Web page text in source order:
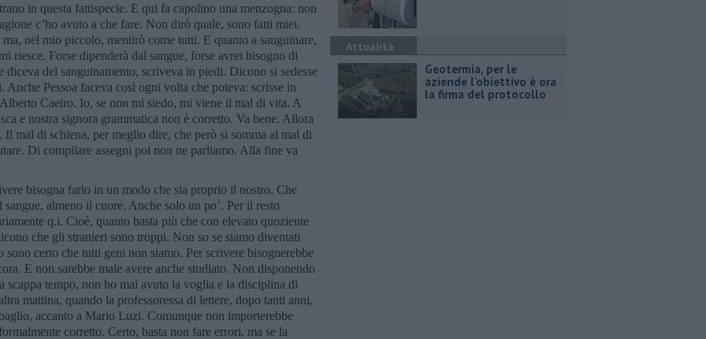
in questa fattispecie. E qui fa capolino una menzogna: non
c’ho avuto a che fare. Non dirò quale, sono fatti miei.
nel mio piccolo, mentirò come tutti. E quanto a sanguinare,
riesce. Forse dipenderà dal sangue, forse avrei bisogno di
del sanguinamento, scriveva in piedi. Dicono si sedesse
Anche Pessoa faceva così ogni volta che poteva: scrisse in
Caeiro. Io, se non mi siedo, mi viene il mal di vita. A
e nostra signora grammatica non è corretto. Va bene. Allora
mal di schiena, per meglio dire, che però si somma al mal di
Di compilare assegni poi non ne parliamo. Alla fine va
bisogna farlo in un modo che sia proprio il nostro. Che
almeno il cuore. Anche solo un po’. Per il resto
q.i. Cioè, quanto basta più che con elevato quoziente
che gli stranieri sono troppi. Non so se siamo diventati
certo che tutti geni non siamo. Per scrivere bisognerebbe
E non sarebbe male avere anche studiato. Non disponendo
scappa tempo, non ho mai avuto la voglia e la disciplina di
mattina, quando la professoressa di lettere, dopo tanti anni,
accanto a Mario Luzi. Comunque non importerebbe
corretto. Certo, basta non fare errori, ma se la
Attualità
Geotermia, per le
aziende l'obiettivo è ora
la firma del protocollo